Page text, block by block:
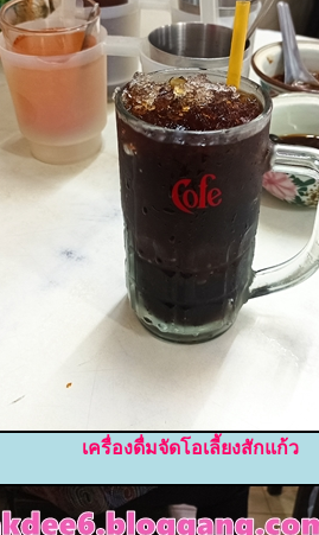
เครื่องดื่มจัดโอเลี้ยงสักแก้ว